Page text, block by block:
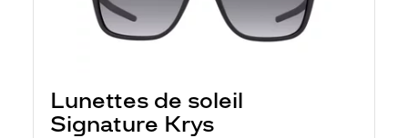
Lunettes de soleil
Signature Krys